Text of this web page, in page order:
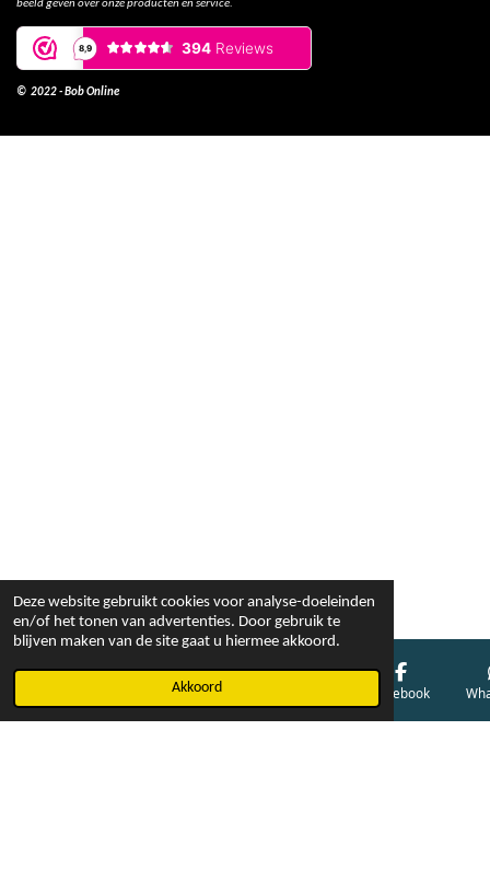
Deze website gebruikt cookies voor analyse-doeleinden
en/of het tonen van advertenties. Door gebruik te
blijven maken van de site gaat u hiermee akkoord.
Akkoord
beeld geven over onze producten en service.
© 2022 - Bob Online
Telefoonnummer Facebook